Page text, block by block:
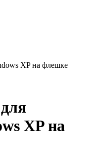
XP на флешке
XP на